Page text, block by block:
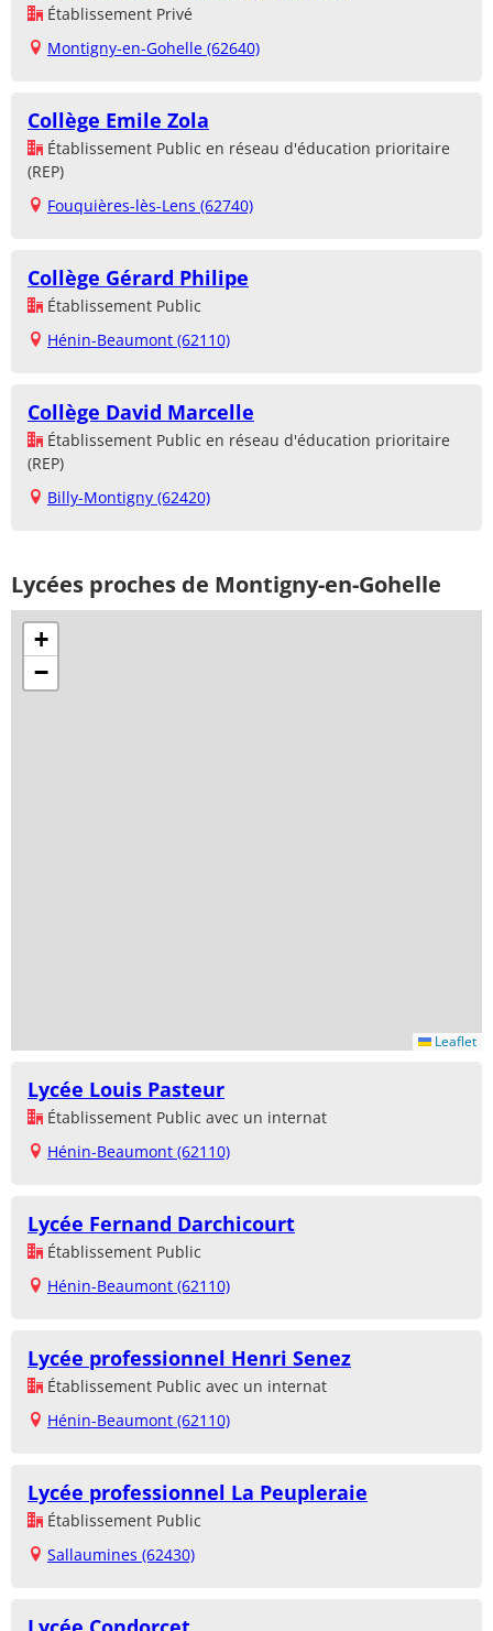
Établissement Privé
Montigny-en-Gohelle (62640)
Collège Emile Zola
Établissement Public en réseau d'éducation prioritaire
(REP)
Fouquières-lès-Lens (62740)
Collège Gérard Philipe
Établissement Public
Hénin-Beaumont (62110)
Collège David Marcelle
Établissement Public en réseau d'éducation prioritaire
(REP)
Billy-Montigny (62420)
Lycées proches de Montigny-en-Gohelle
+
−
Leaflet
Lycée Louis Pasteur
Établissement Public avec un internat
Hénin-Beaumont (62110)
Lycée Fernand Darchicourt
Établissement Public
Hénin-Beaumont (62110)
Lycée professionnel Henri Senez
Établissement Public avec un internat
Hénin-Beaumont (62110)
Lycée professionnel La Peupleraie
Établissement Public
Sallaumines (62430)